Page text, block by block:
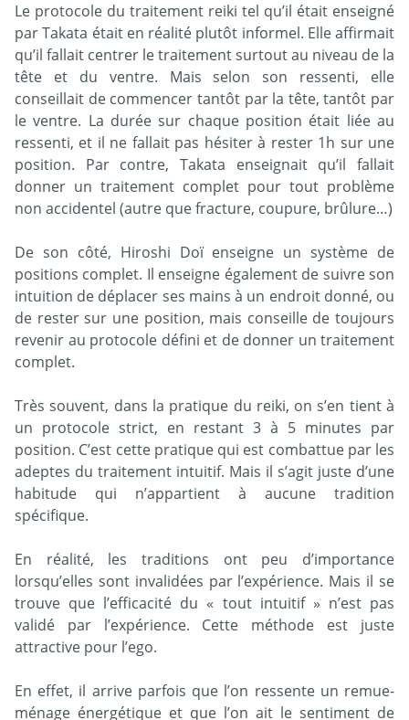
Le protocole du traitement reiki tel qu’il était enseigné
par Takata était en réalité plutôt informel. Elle affirmait
qu’il fallait centrer le traitement surtout au niveau de la
tête et du ventre. Mais selon son ressenti, elle
conseillait de commencer tantôt par la tête, tantôt par
le ventre. La durée sur chaque position était liée au
ressenti, et il ne fallait pas hésiter à rester 1h sur une
position. Par contre, Takata enseignait qu’il fallait
donner un traitement complet pour tout problème
non accidentel (autre que fracture, coupure, brûlure…)
De son côté, Hiroshi Doï enseigne un système de
positions complet. Il enseigne également de suivre son
intuition de déplacer ses mains à un endroit donné, ou
de rester sur une position, mais conseille de toujours
revenir au protocole défini et de donner un traitement
complet.
Très souvent, dans la pratique du reiki, on s’en tient à
un protocole strict, en restant 3 à 5 minutes par
position. C’est cette pratique qui est combattue par les
adeptes du traitement intuitif. Mais il s’agit juste d’une
habitude qui n’appartient à aucune tradition
spécifique.
En réalité, les traditions ont peu d’importance
lorsqu’elles sont invalidées par l’expérience. Mais il se
trouve que l’efficacité du « tout intuitif » n’est pas
validé par l’expérience. Cette méthode est juste
attractive pour l’ego.
En effet, il arrive parfois que l’on ressente un remue-
ménage énergétique et que l’on ait le sentiment de